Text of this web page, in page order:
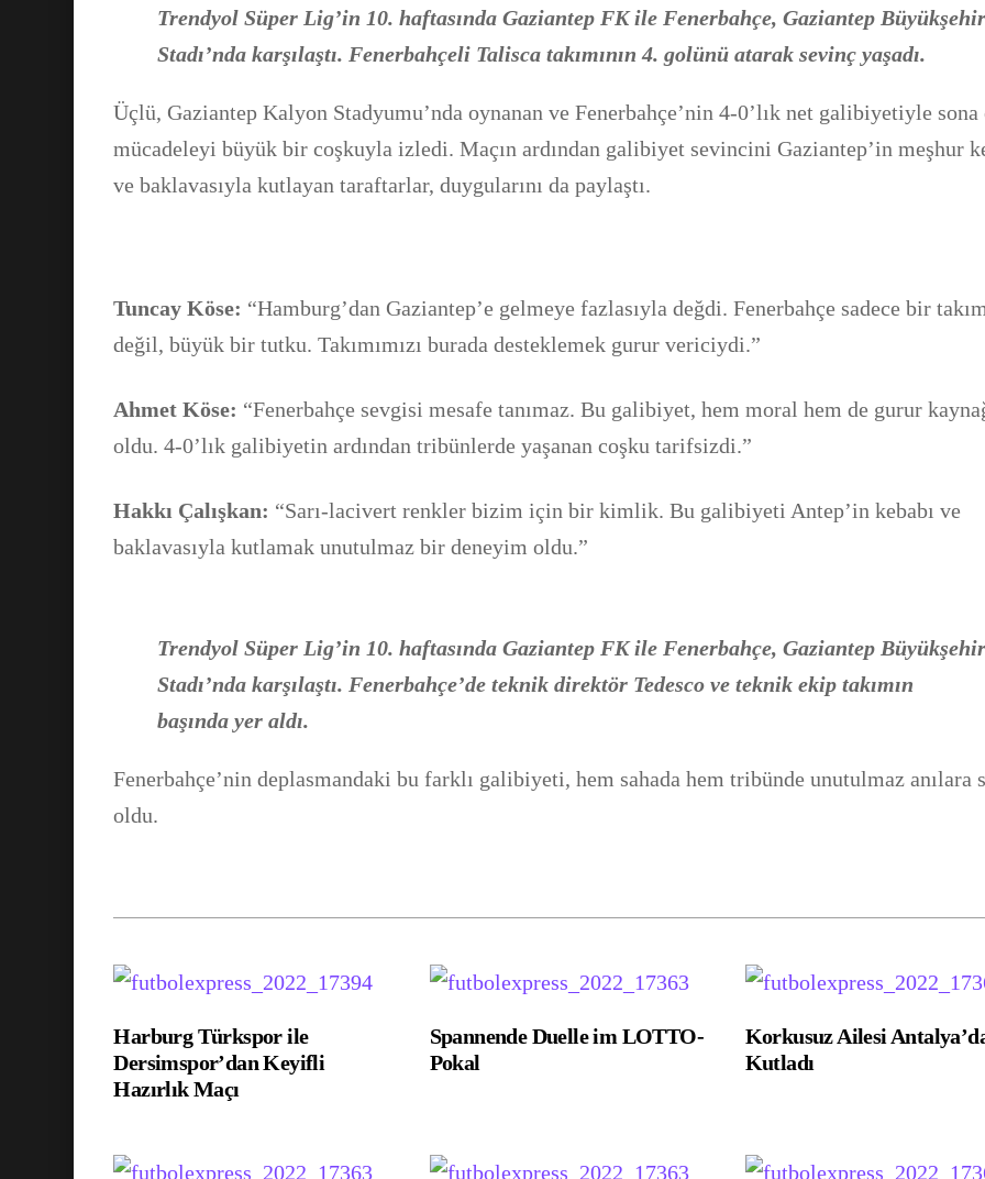
Trendyol Süper Lig’in 10. haftasında Gaziantep FK ile Fenerbahçe, Gaziantep Büyükşehir
Stadı’nda karşılaştı. Fenerbahçeli Talisca takımının 4. golünü atarak sevinç yaşadı.
Üçlü, Gaziantep Kalyon Stadyumu’nda oynanan ve Fenerbahçe’nin 4-0’lık net galibiyetiyle sona
mücadeleyi büyük bir coşkuyla izledi. Maçın ardından galibiyet sevincini Gaziantep’in meşhur
ve baklavasıyla kutlayan taraftarlar, duygularını da paylaştı.
Tuncay Köse: “Hamburg’dan Gaziantep’e gelmeye fazlasıyla değdi. Fenerbahçe sadece bir takım
değil, büyük bir tutku. Takımımızı burada desteklemek gurur vericiydi.”
Ahmet Köse: “Fenerbahçe sevgisi mesafe tanımaz. Bu galibiyet, hem moral hem de gurur
oldu. 4-0’lık galibiyetin ardından tribünlerde yaşanan coşku tarifsizdi.”
Hakkı Çalışkan: “Sarı-lacivert renkler bizim için bir kimlik. Bu galibiyeti Antep’in kebabı ve
baklavasıyla kutlamak unutulmaz bir deneyim oldu.”
Trendyol Süper Lig’in 10. haftasında Gaziantep FK ile Fenerbahçe, Gaziantep Büyükşehir
Stadı’nda karşılaştı. Fenerbahçe’de teknik direktör Tedesco ve teknik ekip takımın
başında yer aldı.
Fenerbahçe’nin deplasmandaki bu farklı galibiyeti, hem sahada hem tribünde unutulmaz anılara
oldu.
Harburg Türkspor ile
Dersimspor’dan Keyifli
Hazırlık Maçı
Spannende Duelle im LOTTO-
Pokal
Korkusuz Ailesi
Kutladı